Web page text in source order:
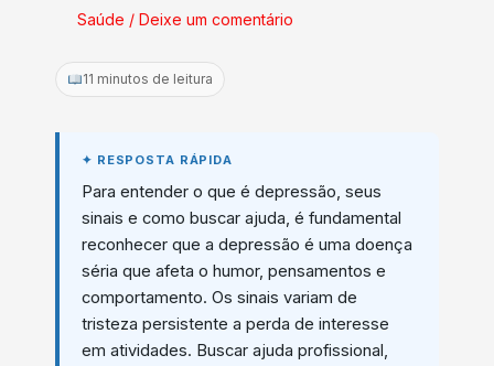
Saúde / Deixe um comentário
11 minutos de leitura
Para entender o que é depressão, seus
sinais e como buscar ajuda, é fundamental
reconhecer que a depressão é uma doença
séria que afeta o humor, pensamentos e
comportamento. Os sinais variam de
tristeza persistente a perda de interesse
em atividades. Buscar ajuda profissional,